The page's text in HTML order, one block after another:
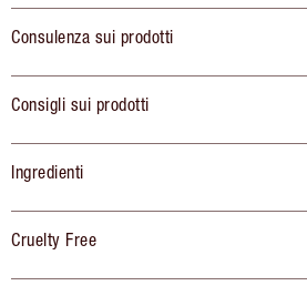
Consulenza sui prodotti
Consigli sui prodotti
Ingredienti
Cruelty Free